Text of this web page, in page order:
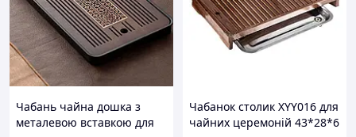
Чабань чайна дошка з
металевою вставкою для
Чабанок столик XYY016 для
чайних церемоній 43*28*6